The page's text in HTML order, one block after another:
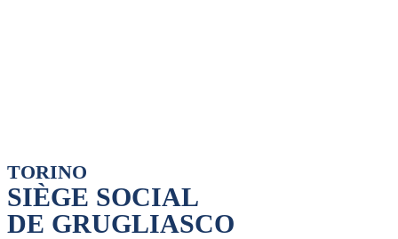
TORINO
SIÈGE SOCIAL
DE GRUGLIASCO